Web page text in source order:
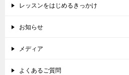
レッスンをはじめるきっかけ
お知らせ
メディア
よくあるご質問